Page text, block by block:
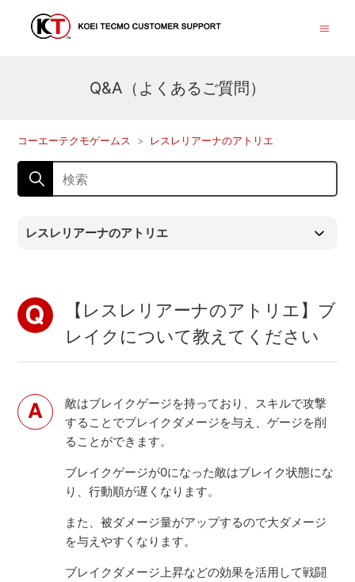
Q&A（よくあるご質問）
コーエーテクモゲームス レスレリアーナのアトリエ
レスレリアーナのアトリエ
【レスレリアーナのアトリエ】ブ
レイクについて教えてください
敵はブレイクゲージを持っており、スキルで攻撃
することでブレイクダメージを与え、ゲージを削
ることができます。
ブレイクゲージが0になった敵はブレイク状態にな
り、行動順が遅くなります。
また、被ダメージ量がアップするので大ダメージ
を与えやすくなります。
ブレイクダメージ上昇などの効果を活用して戦闘